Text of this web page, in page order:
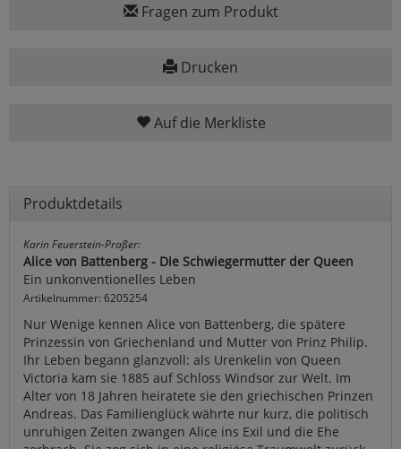
Fragen zum Produkt
Drucken
Auf die Merkliste
Produktdetails
Karin Feuerstein-Praßer:
Alice von Battenberg - Die Schwiegermutter der Queen
Ein unkonventionelles Leben
Artikelnummer: 6205254
Nur Wenige kennen Alice von Battenberg, die spätere
Prinzessin von Griechenland und Mutter von Prinz Philip.
Ihr Leben begann glanzvoll: als Urenkelin von Queen
Victoria kam sie 1885 auf Schloss Windsor zur Welt. Im
Alter von 18 Jahren heiratete sie den griechischen Prinzen
Andreas. Das Familienglück währte nur kurz, die politisch
unruhigen Zeiten zwangen Alice ins Exil und die Ehe